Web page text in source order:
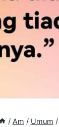
/ Am / Umum /